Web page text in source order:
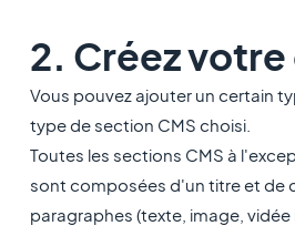
2. Créez
Vous pouvez ajouter un certain
type de section CMS choisi.
Toutes les sections CMS à
sont composées d'un titre et de
paragraphes (texte, image,